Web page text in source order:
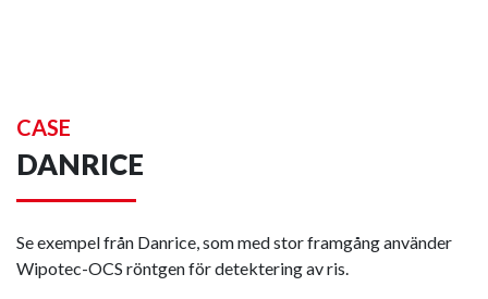
CASE
DANRICE
Se exempel från Danrice, som med stor framgång använder
Wipotec-OCS röntgen för detektering av ris.